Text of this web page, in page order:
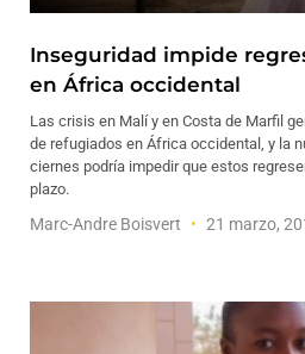
Inseguridad impide
en África occidental
Las crisis en Malí y en Costa de Marfil
de refugiados en África occidental, y la
ciernes podría impedir que estos
plazo.
Marc-Andre Boisvert 21 marzo,